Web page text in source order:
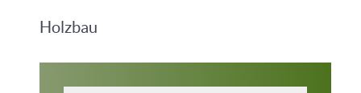
Holzbau